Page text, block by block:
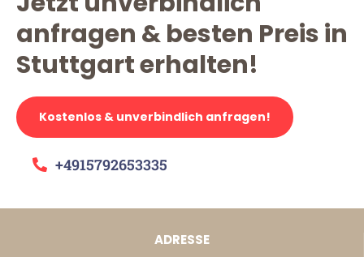
anfragen & besten Preis in
Stuttgart erhalten!
Kostenlos & unverbindlich anfragen!
+4915792653335
ADRESSE